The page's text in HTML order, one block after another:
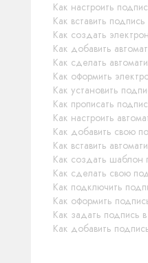
Как настроить
Как вставить
Как создать
Как добавить
Как сделать
Как оформить
Как установить
Как прописать
Как настроить
Как добавить свою
Как вставить
Как создать шаблон
Как сделать свою
Как подключить
Как оформить
Как задать подпись
Как добавить